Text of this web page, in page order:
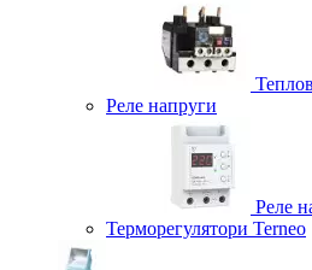
Реле напруги
Реле
Терморегулятори Terneo